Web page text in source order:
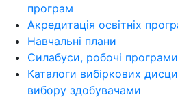
програм
Акредитація освітніх
Навчальні плани
Силабуси, робочі програми
Каталоги вибіркових
вибору здобувачами